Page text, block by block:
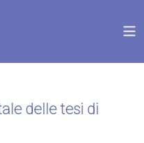
delle tesi di